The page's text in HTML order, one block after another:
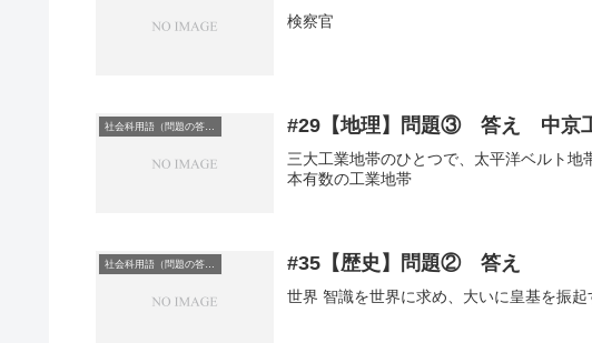
検察官
社会科用語（問題の答え） #29【地理】問題③ 答え 中京
三大工業地帯のひとつで、太平洋ベルト
本有数の工業地帯
社会科用語（問題の答え） #35【歴史】問題② 答え
世界 智識を世界に求め、大いに皇基を振起